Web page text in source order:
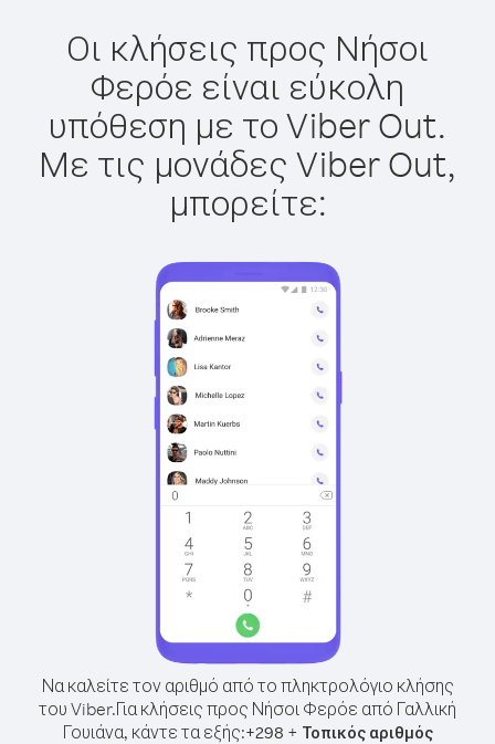
Οι κλήσεις προς Νήσοι
Φερόε είναι εύκολη
υπόθεση με το Viber Out.
Με τις μονάδες Viber Out,
μπορείτε:
Να καλείτε τον αριθμό από το πληκτρολόγιο κλήσης
του Viber.Για κλήσεις προς Νήσοι Φερόε από Γαλλική
Γουιάνα, κάντε τα εξής:+298 + Τοπικός αριθμός